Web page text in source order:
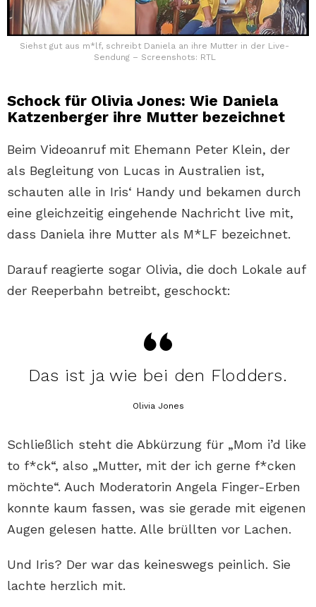
Siehst gut aus m*lf, schreibt Daniela an ihre Mutter in der Live-
Sendung – Screenshots: RTL
Schock für Olivia Jones: Wie Daniela
Katzenberger ihre Mutter bezeichnet
Beim Videoanruf mit Ehemann Peter Klein, der
als Begleitung von Lucas in Australien ist,
schauten alle in Iris‘ Handy und bekamen durch
eine gleichzeitig eingehende Nachricht live mit,
dass Daniela ihre Mutter als M*LF bezeichnet.
Darauf reagierte sogar Olivia, die doch Lokale auf
der Reeperbahn betreibt, geschockt:
Das ist ja wie bei den Flodders.
Olivia Jones
Schließlich steht die Abkürzung für „Mom i’d like
to f*ck“, also „Mutter, mit der ich gerne f*cken
möchte“. Auch Moderatorin Angela Finger-Erben
konnte kaum fassen, was sie gerade mit eigenen
Augen gelesen hatte. Alle brüllten vor Lachen.
Und Iris? Der war das keineswegs peinlich. Sie
lachte herzlich mit.